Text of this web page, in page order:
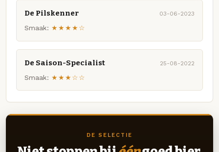
De Pilskenner 03-06-2023
Smaak: ★★★★☆
De Saison-Specialist 25-08-2022
Smaak: ★★★☆☆
DE SELECTIE